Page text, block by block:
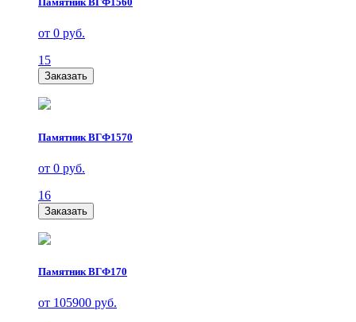
от 0 руб.
15
Заказать
Памятник ВГФ1570
от 0 руб.
16
Заказать
Памятник ВГФ170
от 105900 руб.